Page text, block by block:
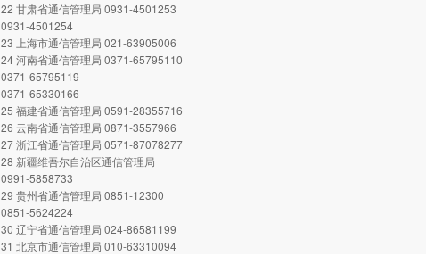
22 甘肃省通信管理局 0931-4501253
0931-4501254
23 上海市通信管理局 021-63905006
24 河南省通信管理局 0371-65795110
0371-65795119
0371-65330166
25 福建省通信管理局 0591-28355716
26 云南省通信管理局 0871-3557966
27 浙江省通信管理局 0571-87078277
28 新疆维吾尔自治区通信管理局
0991-5858733
29 贵州省通信管理局 0851-12300
0851-5624224
30 辽宁省通信管理局 024-86581199
31 北京市通信管理局 010-63310094